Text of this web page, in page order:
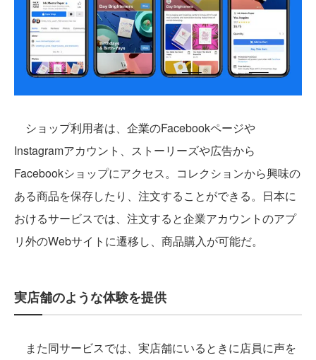
ショップ利用者は、企業のFacebookページや
Instagramアカウント、ストーリーズや広告から
Facebookショップにアクセス。コレクションから興味の
ある商品を保存したり、注文することができる。日本に
おけるサービスでは、注文すると企業アカウントのアプ
リ外のWebサイトに遷移し、商品購入が可能だ。
実店舗のような体験を提供
また同サービスでは、実店舗にいるときに店員に声を